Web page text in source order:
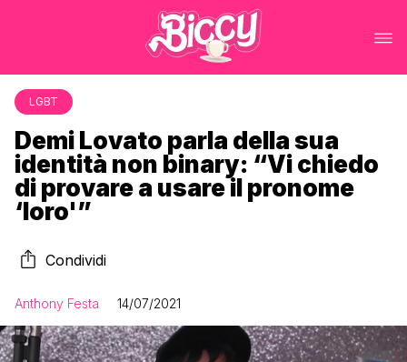
LGBT
Demi Lovato parla della sua
identità non binary: “Vi chiedo
di provare a usare il pronome
‘loro'”
Condividi
Anthony Festa 14/07/2021